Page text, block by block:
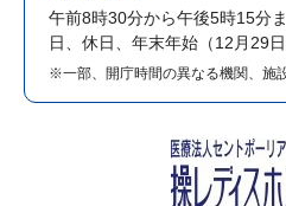
午前8時30分から午後5時15分
日、休日、年末年始（12月29
※一部、開庁時間の異なる機関、施